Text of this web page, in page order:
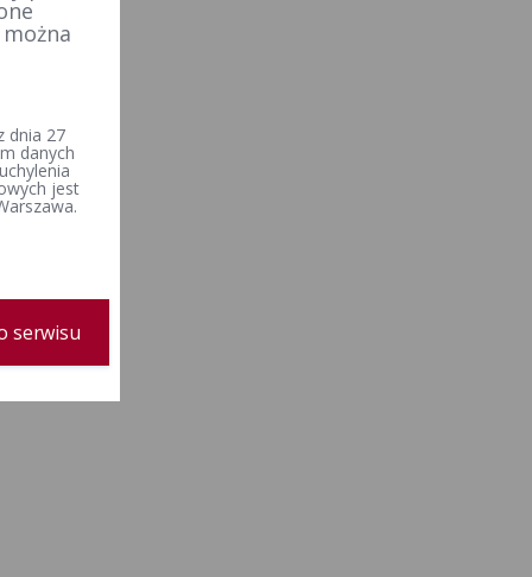
dnia 27
danych
jest
serwisu